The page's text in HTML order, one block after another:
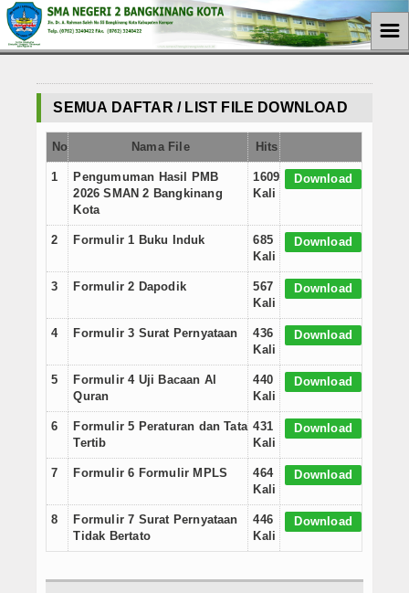
Berita
Hukum
Tutorial
Koruptor
Kemiskinan
Ekonomi
Politik
Internasional
Teknologi
Koleksi Video
Album Foto
Download
☰
SEMUA DAFTAR / LIST FILE DOWNLOAD
No Nama File Hits
1
Pengumuman Hasil PMB
2026 SMAN 2 Bangkinang
Kota
1609
Kali
Download
2 Formulir 1 Buku Induk
685
Kali
Download
3 Formulir 2 Dapodik
567
Kali
Download
4 Formulir 3 Surat Pernyataan
436
Kali
Download
5
Formulir 4 Uji Bacaan Al
Quran
440
Kali
Download
6
Formulir 5 Peraturan dan Tata
Tertib
431
Kali
Download
7 Formulir 6 Formulir MPLS
464
Kali
Download
8
Formulir 7 Surat Pernyataan
Tidak Bertato
446
Kali
Download